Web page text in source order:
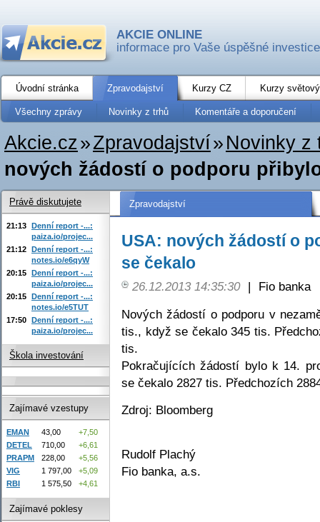
AKCIE ONLINE
informace pro Vaše úspěšné investice
Úvodní stránka Zpravodajství Kurzy CZ Kurzy
Všechny zprávy Novinky z trhů Komentáře a doporučení
Akcie.cz»Zpravodajství» Novinky z
nových žádostí o podporu
Zpravodajství
USA: nových žádostí o
se čekalo
26.12.2013 14:35:30 |
Fio banka
Nových žádostí o podporu v
tis., když se čekalo 345 tis.
tis.
Pokračujících žádostí bylo k 14.
se čekalo 2827 tis. Předchozích
Zdroj: Bloomberg
Rudolf Plachý
Fio banka, a.s.
Právě diskutujete
21:13 Denní report -...:
paiza.io/projec...
21:12 Denní report -...:
notes.io/e6qyW
20:15 Denní report -...:
paiza.io/projec...
20:15 Denní report -...:
notes.io/e5TUT
17:50 Denní report -...:
paiza.io/projec...
Škola investování
Zajímavé vzestupy
EMAN 43,00
+7,50
DETEL
710,00
+6,61
PRAPM
228,00
+5,56
VIG
1 797,00
+5,09
RBI
1 575,50 +4,61
Zajímavé poklesy